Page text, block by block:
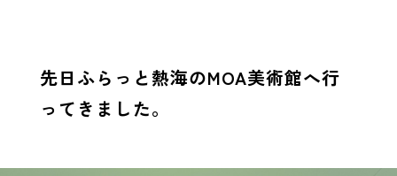
先日ふらっと熱海のMOA美術館へ行
ってきました。